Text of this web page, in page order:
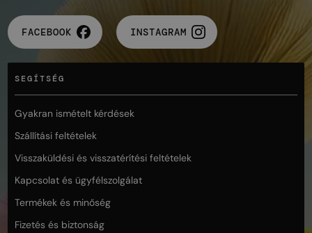
FACEBOOK INSTAGRAM
SEGÍTSÉG
Gyakran ismételt kérdések
Szállítási feltételek
Visszaküldési és visszatérítési feltételek
Kapcsolat és ügyfélszolgálat
Termékek és minőség
Fizetés és biztonság